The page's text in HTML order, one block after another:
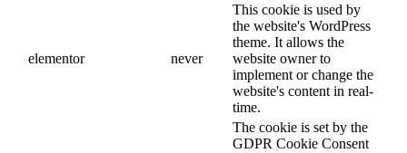
elementor never
This cookie is used by
the website's WordPress
theme. It allows the
website owner to
implement or change the
website's content in real-
time.
The cookie is set by the
GDPR Cookie Consent